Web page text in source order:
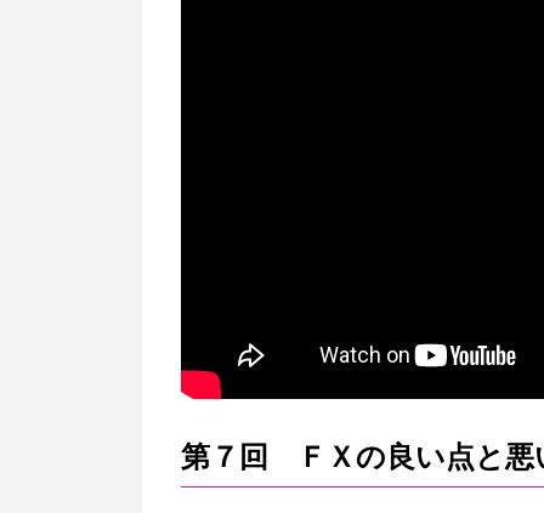
第７回 ＦＸの良い点と悪